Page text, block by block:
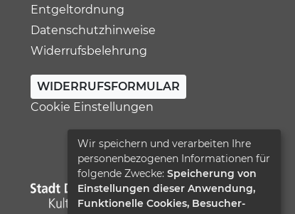
Entgeltordnung
Datenschutzhinweise
Widerrufsbelehrung
WIDERRUFSFORMULAR
Cookie Einstellungen
Wir speichern und verarbeiten Ihre
personenbezogenen Informationen für
folgende Zwecke: Speicherung von
Einstellungen dieser Anwendung,
Funktionelle Cookies, Besucher-